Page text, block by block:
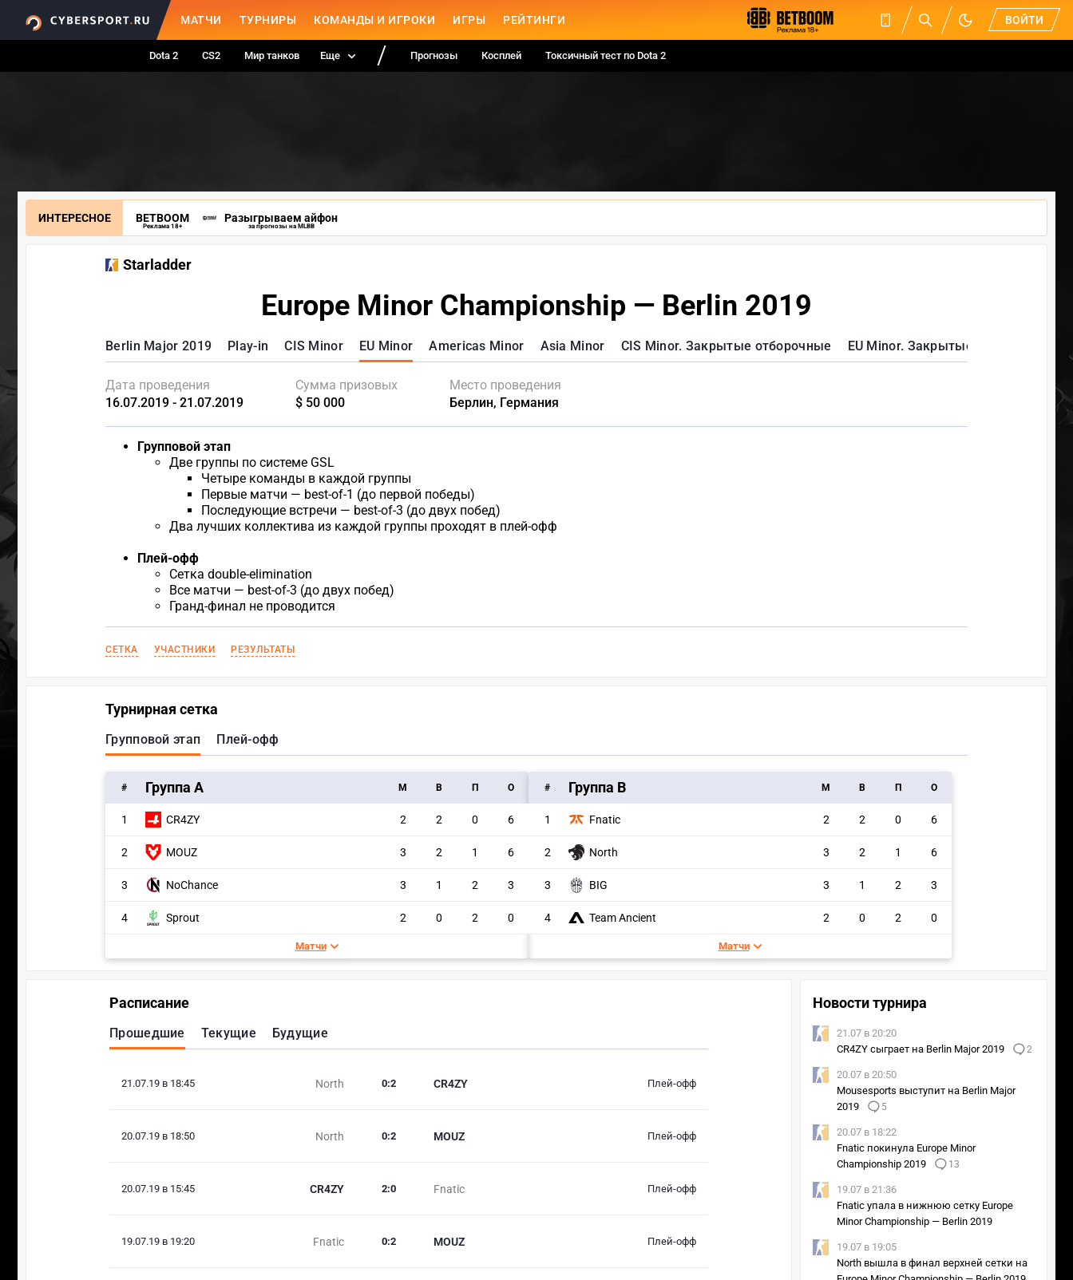
МАТЧИ ТУРНИРЫ КОМАНДЫ И ИГРОКИ ИГРЫ РЕЙТИНГИ ВОЙТИ
Dota 2 CS2 Мир танков Еще Прогнозы Косплей Токсичный тест по Dota 2
ИНТЕРЕСНОЕ BETBOOM
Реклама 18+
Разыгрываем айфон
за прогнозы на MLBB
Starladder
Europe Minor Championship — Berlin 2019
Berlin Major 2019 Play-in CIS Minor EU Minor Americas Minor Asia Minor CIS Minor. Закрытые отборочные EU Minor. Закрытые отборочные
Дата проведения
16.07.2019 - 21.07.2019
Сумма призовых
$ 50 000
Место проведения
Берлин, Германия
Групповой этап
Две группы по системе GSL
Четыре команды в каждой группы
Первые матчи — best-of-1 (до первой победы)
Последующие встречи — best-of-3 (до двух побед)
Два лучших коллектива из каждой группы проходят в плей-офф
Плей-офф
Сетка double-elimination
Все матчи — best-of-3 (до двух побед)
Гранд-финал не проводится
СЕТКА УЧАСТНИКИ РЕЗУЛЬТАТЫ
Турнирная сетка
Групповой этап Плей-офф
# Группа A M В П О
1 CR4ZY 2 2 0 6
2 MOUZ 3 2 1 6
3 NoChance 3 1 2 3
4 Sprout 2 0 2 0
Матчи
# Группа B M В П О
1 Fnatic 2 2 0 6
2 North 3 2 1 6
3 BIG 3 1 2 3
4 Team Ancient 2 0 2 0
Матчи
Расписание
Прошедшие Текущие Будущие
21.07.19 в 18:45 North CR4ZY
0:2 Плей-офф
20.07.19 в 18:50 North MOUZ
0:2 Плей-офф
20.07.19 в 15:45 CR4ZY Fnatic
2:0 Плей-офф
19.07.19 в 19:20 Fnatic MOUZ
0:2 Плей-офф
Новости турнира
21.07 в 20:20
CR4ZY сыграет на Berlin Major 2019
2
20.07 в 20:50
Mousesports выступит на Berlin Major
2019
5
20.07 в 18:22
Fnatic покинула Europe Minor
Championship 2019
13
19.07 в 21:36
Fnatic упала в нижнюю сетку Europe
Minor Championship — Berlin 2019
19.07 в 19:05
North вышла в финал верхней сетки на